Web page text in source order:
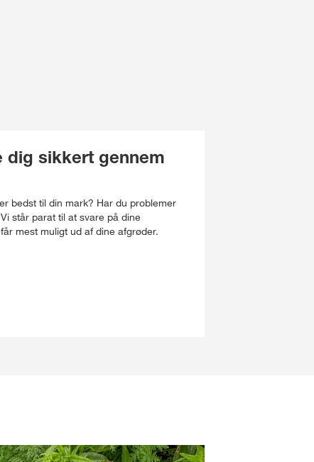
sikkert gennem
bedst til din mark? Har du problemer
står parat til at svare på dine
mest muligt ud af dine afgrøder.